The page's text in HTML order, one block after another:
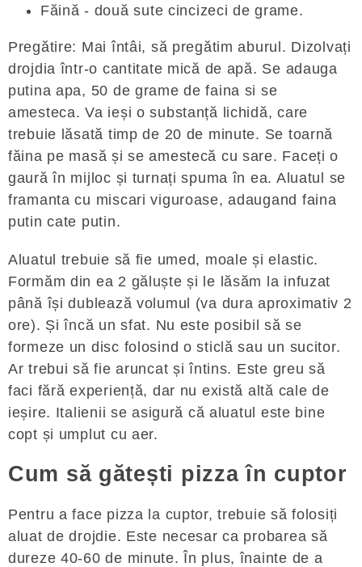
Făină - două sute cincizeci de grame.
Pregătire: Mai întâi, să pregătim aburul. Dizolvați
drojdia într-o cantitate mică de apă. Se adauga
putina apa, 50 de grame de faina si se
amesteca. Va ieși o substanță lichidă, care
trebuie lăsată timp de 20 de minute. Se toarnă
făina pe masă și se amestecă cu sare. Faceți o
gaură în mijloc și turnați spuma în ea. Aluatul se
framanta cu miscari viguroase, adaugand faina
putin cate putin.
Aluatul trebuie să fie umed, moale și elastic.
Formăm din ea 2 găluște și le lăsăm la infuzat
până își dublează volumul (va dura aproximativ 2
ore). Și încă un sfat. Nu este posibil să se
formeze un disc folosind o sticlă sau un sucitor.
Ar trebui să fie aruncat și întins. Este greu să
faci fără experiență, dar nu există altă cale de
ieșire. Italienii se asigură că aluatul este bine
copt și umplut cu aer.
Cum să gătești pizza în cuptor
Pentru a face pizza la cuptor, trebuie să folosiți
aluat de drojdie. Este necesar ca probarea să
dureze 40-60 de minute. În plus, înainte de a